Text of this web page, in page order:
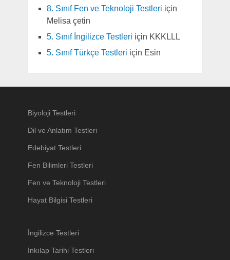
8. Sınıf Fen ve Teknoloji Testleri için
Melisa çetin
5. Sınıf İngilizce Testleri için KKKLLL
5. Sınıf Türkçe Testleri için Esin
Biyoloji Testleri
Dil ve Anlatım Testleri
Edebiyat Testleri
Fen Bilimleri Testleri
Fen ve Teknoloji Testleri
Hayat Bilgisi Testleri
İngilizce Testleri
İnkılap Tarihi Testleri